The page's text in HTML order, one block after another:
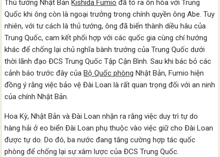
Thủ tướng Nhật Bản Kishida Fumio đã tỏ ra ôn hòa với Trung
Quốc khi ông còn là ngoại trưởng trong chính quyền ông Abe. Tuy
nhiên, với tư cách là thủ tướng, ông đã biến thành diều hâu của
Trung Quốc, cam kết phối hợp với các quốc gia cùng chí hướng
khác để chống lại chủ nghĩa bành trướng của Trung Quốc dưới
thời lãnh đạo ĐCS Trung Quốc Tập Cận Bình. Sau khi bác bỏ các
cảnh báo trước đây của Bộ Quốc phòng Nhật Bản, Fumio hiện
đồng ý rằng việc bảo vệ Đài Loan là rất quan trọng đối với an ninh
của chính Nhật Bản.
Hoa Kỳ, Nhật Bản và Đài Loan nhận ra rằng việc duy trì tự do
hàng hải ở eo biển Đài Loan phụ thuộc vào việc giữ cho Đài Loan
được tự do. Do đó, ba nước đang tăng cường hợp tác quốc
phòng để chống lại sự xâm lược của ĐCS Trung Quốc.